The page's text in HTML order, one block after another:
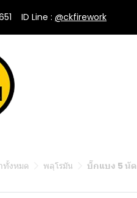
ID Line : @ckfirework
ทั้งหมด พลุโรมัน บิ๊กแบง 5 นัด